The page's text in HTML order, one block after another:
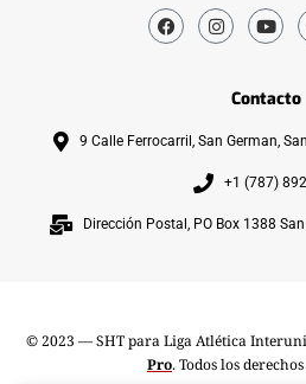
Contacto
9 Calle Ferrocarril, San German,
+1 (787)
Dirección Postal, PO Box 1388
© 2023 — SHT para Liga Atlética
Pro. Todos los